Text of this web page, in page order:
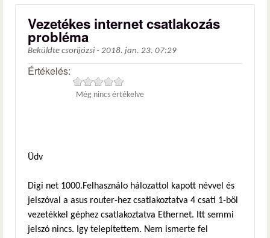
Vezetékes internet csatlakozás
probléma
Beküldte csorijózsi - 2018. jan. 23. 07:29
Értékelés:
Még nincs értékelve
Üdv
Digi net 1000.Felhasználo hálozattol kapott névvel és
jelszóval a asus router-hez csatlakoztatva 4 csati 1-böl
vezetékkel géphez csatlakoztatva Ethernet. Itt semmi
jelszó nincs. Igy telepitettem. Nem ismerte fel